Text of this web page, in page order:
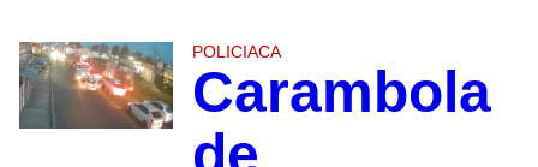
POLICIACA
Carambola